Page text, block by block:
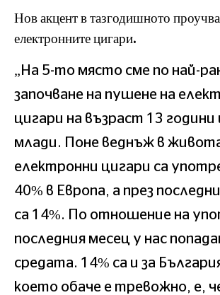
Нов акцент в тазгодишното
електронните цигари.
„На 5-то място сме по най-
започване на пушене на
цигари на възраст 13 години
млади. Поне веднъж в
електронни цигари са
40% в Европа, а през
са 14%. По отношение на
последния месец у нас
средата. 14% са и за
което обаче е тревожно, е,